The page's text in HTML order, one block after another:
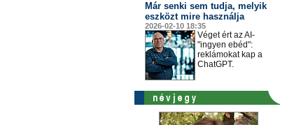
Már senki sem tudja, melyik
eszközt mire használja
2026-02-10 18:35
Véget ért az AI-
"ingyen ebéd":
reklámokat kap a
ChatGPT.